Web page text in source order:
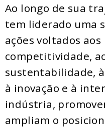
Ao longo de sua
tem liderado uma
ações voltados aos
competitividade,
sustentabilidade,
à inovação e à
indústria,
ampliam o